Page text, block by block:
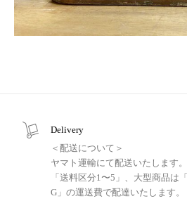
Delivery
＜配送について＞
ヤマト運輸にて配送いたします。
「送料区分1〜5」、大型商品は
G」の運送費で配達いたします。